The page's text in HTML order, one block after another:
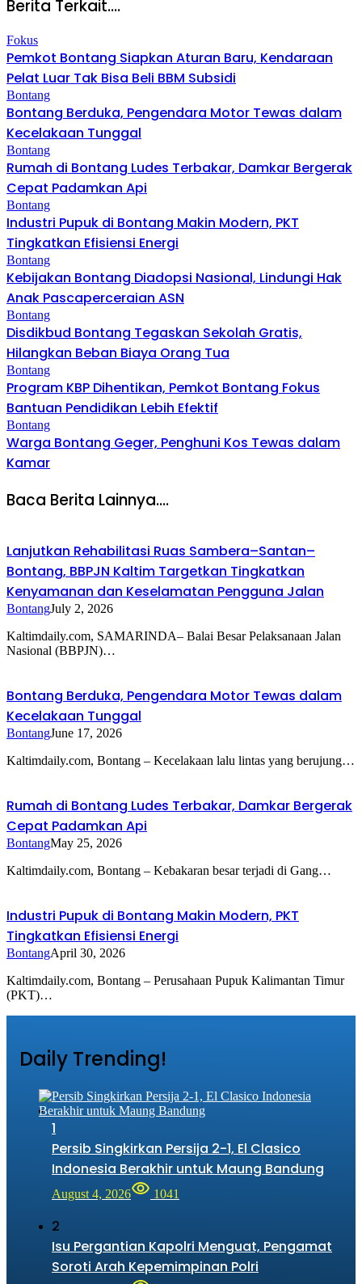
Berita Terkait....
Fokus
Pemkot Bontang Siapkan Aturan Baru, Kendaraan
Pelat Luar Tak Bisa Beli BBM Subsidi
Bontang
Bontang Berduka, Pengendara Motor Tewas dalam
Kecelakaan Tunggal
Bontang
Rumah di Bontang Ludes Terbakar, Damkar Bergerak
Cepat Padamkan Api
Bontang
Industri Pupuk di Bontang Makin Modern, PKT
Tingkatkan Efisiensi Energi
Bontang
Kebijakan Bontang Diadopsi Nasional, Lindungi Hak
Anak Pascaperceraian ASN
Bontang
Disdikbud Bontang Tegaskan Sekolah Gratis,
Hilangkan Beban Biaya Orang Tua
Bontang
Program KBP Dihentikan, Pemkot Bontang Fokus
Bantuan Pendidikan Lebih Efektif
Bontang
Warga Bontang Geger, Penghuni Kos Tewas dalam
Kamar
Baca Berita Lainnya....
Lanjutkan Rehabilitasi Ruas Sambera–Santan–
Bontang, BBPJN Kaltim Targetkan Tingkatkan
Kenyamanan dan Keselamatan Pengguna Jalan
BontangJuly 2, 2026
Kaltimdaily.com, SAMARINDA– Balai Besar Pelaksanaan Jalan
Nasional (BBPJN)…
Bontang Berduka, Pengendara Motor Tewas dalam
Kecelakaan Tunggal
BontangJune 17, 2026
Kaltimdaily.com, Bontang – Kecelakaan lalu lintas yang berujung…
Rumah di Bontang Ludes Terbakar, Damkar Bergerak
Cepat Padamkan Api
BontangMay 25, 2026
Kaltimdaily.com, Bontang – Kebakaran besar terjadi di Gang…
Industri Pupuk di Bontang Makin Modern, PKT
Tingkatkan Efisiensi Energi
BontangApril 30, 2026
Kaltimdaily.com, Bontang – Perusahaan Pupuk Kalimantan Timur
(PKT)…
Daily Trending!
1
Persib Singkirkan Persija 2-1, El Clasico
Indonesia Berakhir untuk Maung Bandung
August 4, 2026 1041
2
Isu Pergantian Kapolri Menguat, Pengamat
Soroti Arah Kepemimpinan Polri